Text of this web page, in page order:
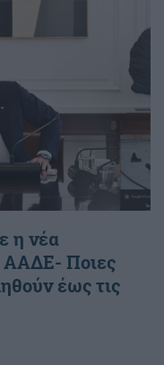
η νέα
ΑΑΔΕ- Ποιες
έως τις